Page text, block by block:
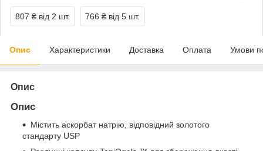
807 ₴ від 2 шт. 766 ₴ від 5 шт.
Опис Характеристики Доставка Оплата Умови
Опис
Опис
Містить аскорбат натрію, відповідний золотого
стандарту USP